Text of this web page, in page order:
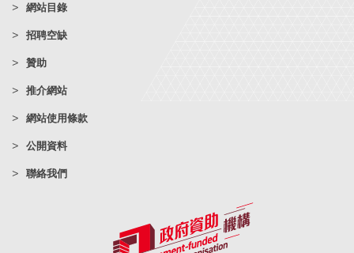
網站目錄
招聘空缺
贊助
推介網站
網站使用條款
公開資料
聯絡我們